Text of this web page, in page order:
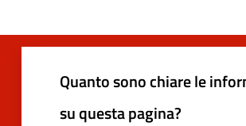
Quanto sono chiare le
su questa pagina?